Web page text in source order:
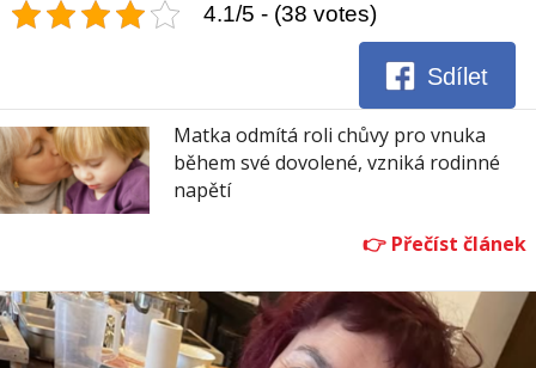
4.1/5 - (38 votes)
Sdílet
Matka odmítá roli chůvy pro vnuka
během své dovolené, vzniká rodinné
napětí